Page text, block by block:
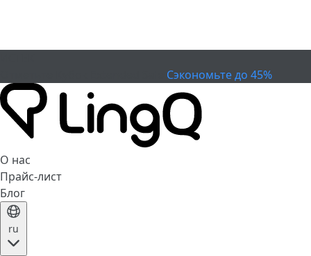
Сэкономьте до 45%
О нас
Прайс-лист
Блог
ru